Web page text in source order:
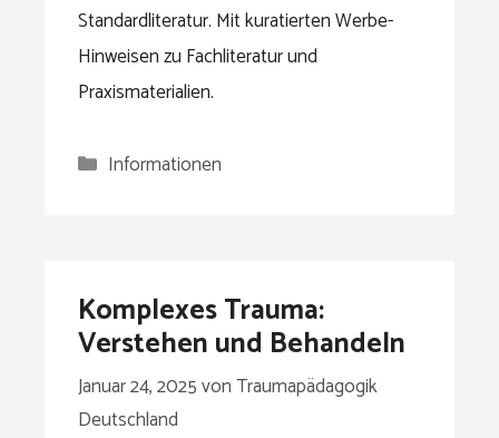
Standardliteratur. Mit kuratierten Werbe-
Hinweisen zu Fachliteratur und
Praxismaterialien.
Kategorien
Informationen
Komplexes Trauma:
Verstehen und Behandeln
Januar 24, 2025vonTraumapädagogik
Deutschland